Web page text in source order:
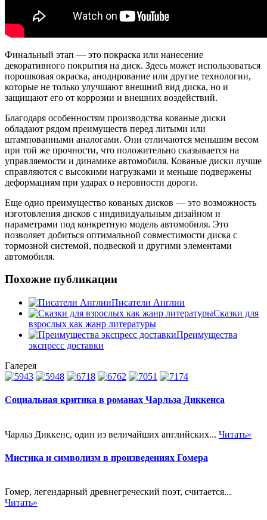
Финальный этап — это покраска или нанесение
декоративного покрытия на диск. Здесь может использоваться
порошковая окраска, анодирование или другие технологии,
которые не только улучшают внешний вид диска, но и
защищают его от коррозии и внешних воздействий.
Благодаря особенностям производства кованые диски
обладают рядом преимуществ перед литыми или
штампованными аналогами. Они отличаются меньшим весом
при той же прочности, что положительно сказывается на
управляемости и динамике автомобиля. Кованые диски лучше
справляются с высокими нагрузками и меньше подвержены
деформациям при ударах о неровности дороги.
Еще одно преимущество кованых дисков — это возможность
изготовления дисков с индивидуальным дизайном и
параметрами под конкретную модель автомобиля. Это
позволяет добиться оптимальной совместимости диска с
тормозной системой, подвеской и другими элементами
автомобиля.
Похожие публикации
Писатели Англии
Сказки для
взрослых как жанр литературы
Преимущества
экспресс доставки
Галерея
Социальная критика в романах Чарльза Диккенса
Чарльз Диккенс, один из величайших английских... Читать»
Мистика и символизм в произведениях Гомера
Гомер, легендарный древнегреческий поэт, считается...
Читать»